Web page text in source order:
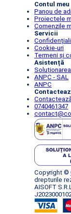
Contul meu
Panou de
Proiectele
Comenzile
Servicii
Cookie-uri
Termeni și
Asistență
ANPC - SAL
ANPC
0740461347
Copyright ©
drepturile
AISOFT